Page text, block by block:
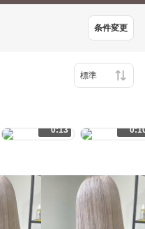
条件変更
0:13